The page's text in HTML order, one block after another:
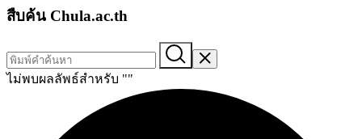
สืบค้น Chula.ac.th
ไม่พบผลลัพธ์สำหรับ ""